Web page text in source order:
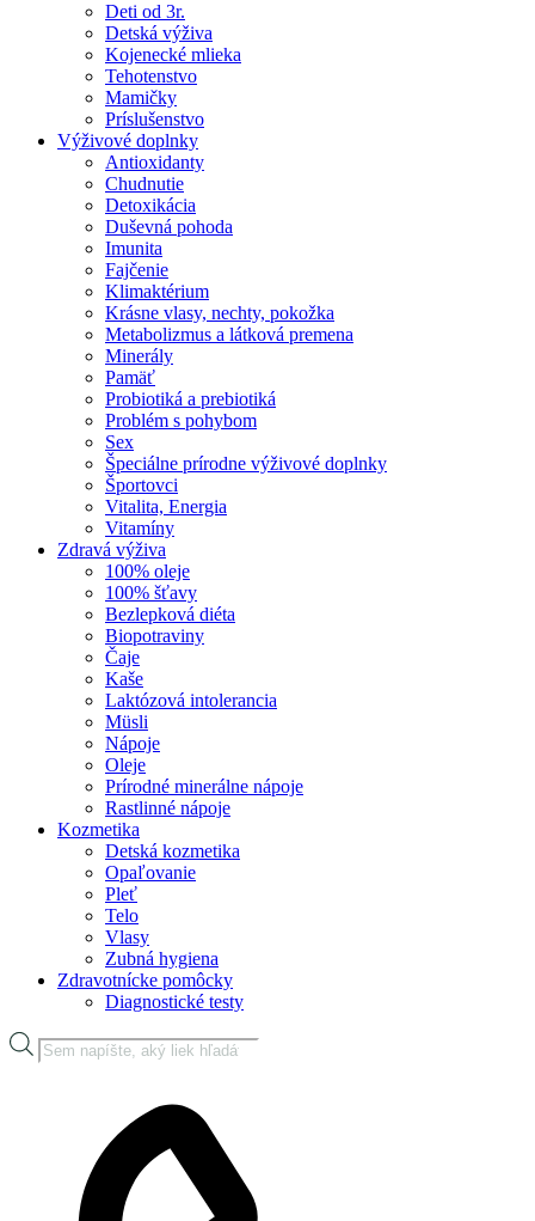
Deti od 3r.
Detská výživa
Kojenecké mlieka
Tehotenstvo
Mamičky
Príslušenstvo
Výživové doplnky
Antioxidanty
Chudnutie
Detoxikácia
Duševná pohoda
Imunita
Fajčenie
Klimaktérium
Krásne vlasy, nechty, pokožka
Metabolizmus a látková premena
Minerály
Pamäť
Probiotiká a prebiotiká
Problém s pohybom
Sex
Špeciálne prírodne výživové doplnky
Športovci
Vitalita, Energia
Vitamíny
Zdravá výživa
100% oleje
100% šťavy
Bezlepková diéta
Biopotraviny
Čaje
Kaše
Laktózová intolerancia
Müsli
Nápoje
Oleje
Prírodné minerálne nápoje
Rastlinné nápoje
Kozmetika
Detská kozmetika
Opaľovanie
Pleť
Telo
Vlasy
Zubná hygiena
Zdravotnícke pomôcky
Diagnostické testy
Products
search